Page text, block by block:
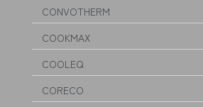
CONVOTHERM
COOKMAX
COOLEQ
CORECO